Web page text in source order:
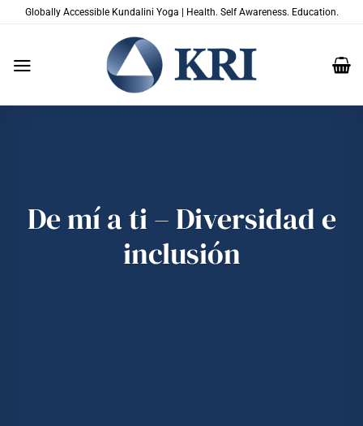
SaltarGlobally Accessible Kundalini Yoga | Health. Self Awareness. Education.
De mí a ti – Diversidad e
inclusión